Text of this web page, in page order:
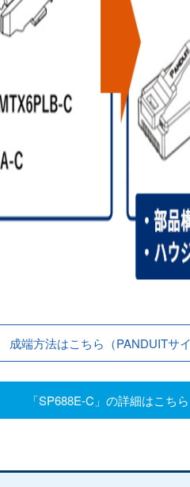
成端方法はこちら（PANDUITサ
「SP688E-C」の詳細はこち